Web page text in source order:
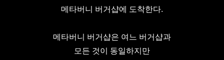
메타버니 버거샵에 도착한다.
메타버니 버거샵은 여느 버거샵과
모든 것이 동일하지만